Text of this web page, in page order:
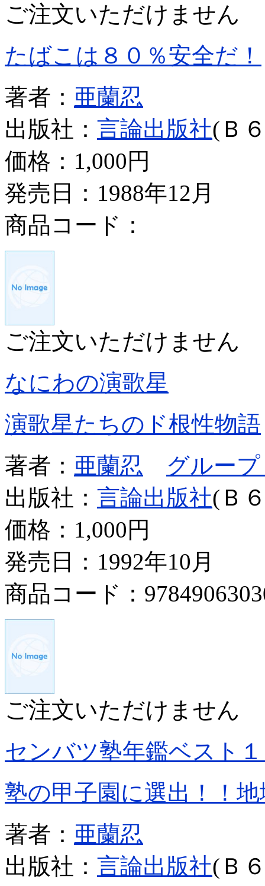
ご注文いただけません
たばこは８０％安全だ！
著者： 亜蘭忍
出版社： 言論出版社(Ｂ
価格： 1,000円
発売日：1988年12月
商品コード：
ご注文いただけません
なにわの演歌星
演歌星たちのド根性物語
著者： 亜蘭忍
グルー
出版社： 言論出版社(Ｂ
価格： 1,000円
発売日：1992年10月
商品コード：
ご注文いただけません
センバツ塾年鑑ベスト
塾の甲子園に選出！！
著者： 亜蘭忍
出版社： 言論出版社(Ｂ